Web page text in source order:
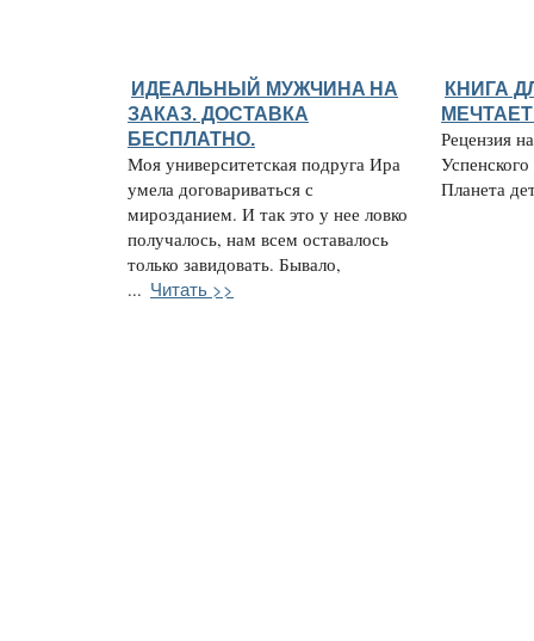
ИДЕАЛЬНЫЙ МУЖЧИНA НА
ЗАКАЗ. ДОСТАВКА
БЕСПЛАТНО.
Моя университетская подруга Ира
умела договариваться с
мирозданием. И так это у нее ловко
получалось, нам всем оставалось
только завидовать. Бывало,
... Читать >>
КНИГА
Рецензия
Планета